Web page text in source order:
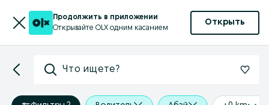
Продолжить в приложении
Открывайте OLX одним касанием
Открыть
Что ищете?